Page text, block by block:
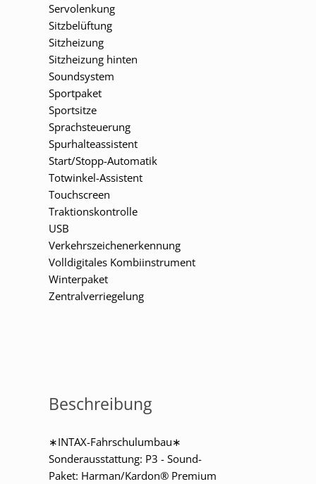
Servolenkung
Sitzbelüftung
Sitzheizung
Sitzheizung hinten
Soundsystem
Sportpaket
Sportsitze
Sprachsteuerung
Spurhalteassistent
Start/Stopp-Automatik
Totwinkel-Assistent
Touchscreen
Traktionskontrolle
USB
Verkehrszeichenerkennung
Volldigitales Kombiinstrument
Winterpaket
Zentralverriegelung
Beschreibung
∗INTAX-Fahrschulumbau∗
Sonderausstattung: P3 - Sound-
Paket: Harman/Kardon® Premium